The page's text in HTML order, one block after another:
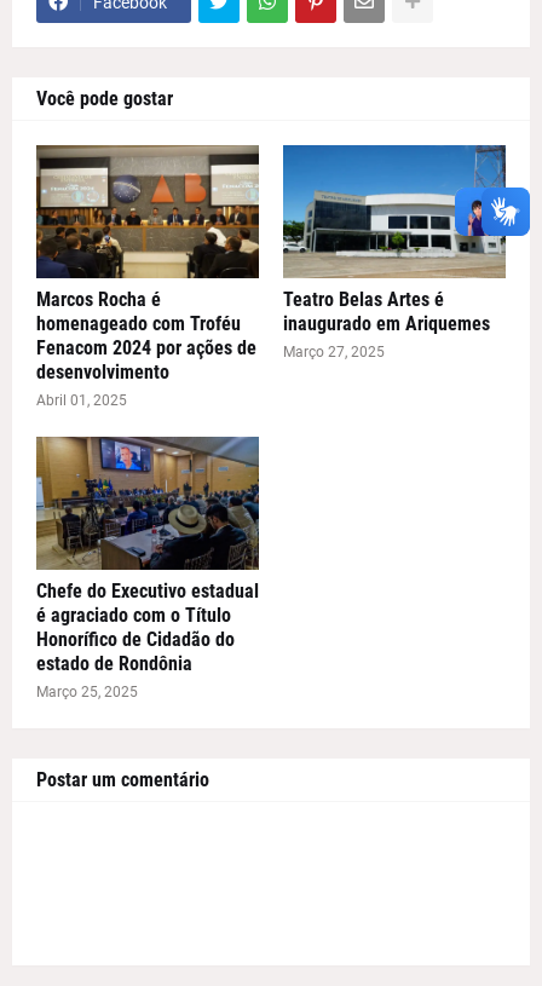
Você pode gostar
Marcos Rocha é
homenageado com Troféu
Fenacom 2024 por ações de
desenvolvimento
Abril 01, 2025
Teatro Belas Artes é
inaugurado em Ariquemes
Março 27, 2025
Chefe do Executivo estadual
é agraciado com o Título
Honorífico de Cidadão do
estado de Rondônia
Março 25, 2025
Postar um comentário